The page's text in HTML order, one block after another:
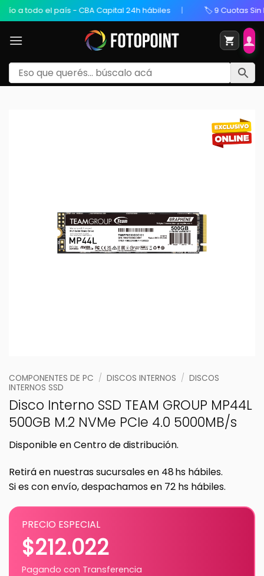
el país - CBA Capital 24h hábiles 🏷️ 9 Cuotas Sin Interés
COMPONENTES DE PC / DISCOS INTERNOS / DISCOS
INTERNOS SSD
Disco Interno SSD TEAM GROUP MP44L
500GB M.2 NVMe PCIe 4.0 5000MB/s
Disponible en Centro de distribución.
Retirá en nuestras sucursales en 48 hs hábiles.
Si es con envío, despachamos en 72 hs hábiles.
PRECIO ESPECIAL
$212.022
Pagando con Transferencia